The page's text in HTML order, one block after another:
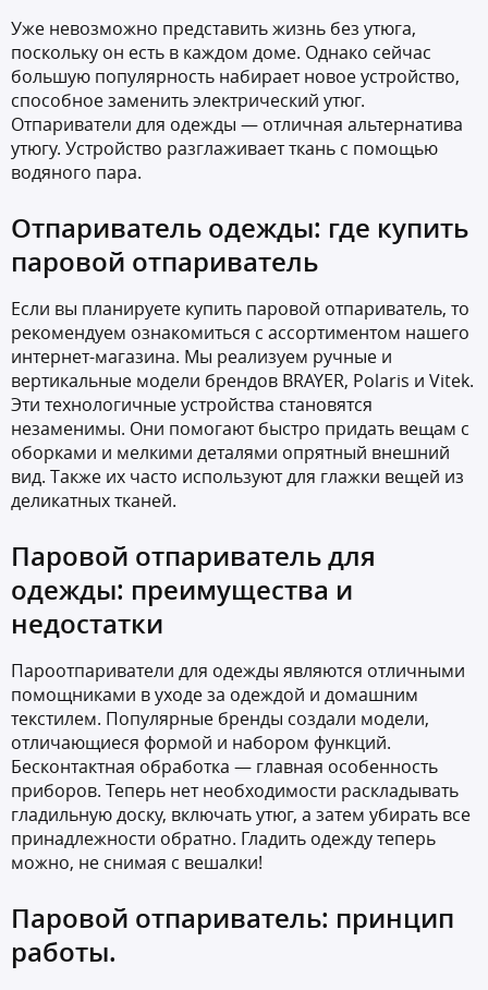
Уже невозможно представить жизнь без утюга,
поскольку он есть в каждом доме. Однако сейчас
большую популярность набирает новое устройство,
способное заменить электрический утюг.
Отпариватели для одежды — отличная альтернатива
утюгу. Устройство разглаживает ткань с помощью
водяного пара.
Отпариватель одежды: где купить
паровой отпариватель
Если вы планируете купить паровой отпариватель, то
рекомендуем ознакомиться с ассортиментом нашего
интернет-магазина. Мы реализуем ручные и
вертикальные модели брендов BRAYER, Polaris и Vitek.
Эти технологичные устройства становятся
незаменимы. Они помогают быстро придать вещам с
оборками и мелкими деталями опрятный внешний
вид. Также их часто используют для глажки вещей из
деликатных тканей.
Паровой отпариватель для
одежды: преимущества и
недостатки
Пароотпариватели для одежды являются отличными
помощниками в уходе за одеждой и домашним
текстилем. Популярные бренды создали модели,
отличающиеся формой и набором функций.
Бесконтактная обработка — главная особенность
приборов. Теперь нет необходимости раскладывать
гладильную доску, включать утюг, а затем убирать все
принадлежности обратно. Гладить одежду теперь
можно, не снимая с вешалки!
Паровой отпариватель: принцип
работы.